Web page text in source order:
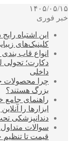
۱۴۰۵/۰۵/۱۵
خبر فوری
این اشتباه
کلینیک‌های
انواع قاب
دکارت؛
داخلی
بزرگ هستند؟
راهنمای جامع
ابزارها را
دندانپزشکی
سوالات
قیمت تا